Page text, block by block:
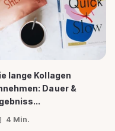
lange Kollagen
Dauer &
4 Min.